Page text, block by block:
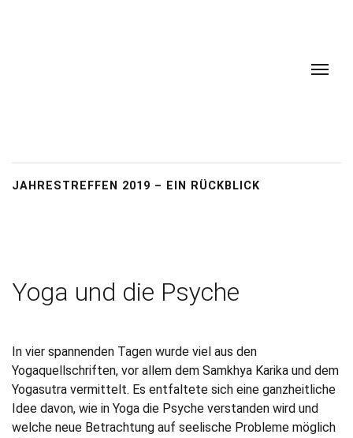
JAHRESTREFFEN 2019 – EIN RÜCKBLICK
Yoga und die Psyche
In vier spannenden Tagen wurde viel aus den
Yogaquellschriften, vor allem dem Samkhya Karika und dem
Yogasutra vermittelt. Es entfaltete sich eine ganzheitliche
Idee davon, wie in Yoga die Psyche verstanden wird und
welche neue Betrachtung auf seelische Probleme möglich